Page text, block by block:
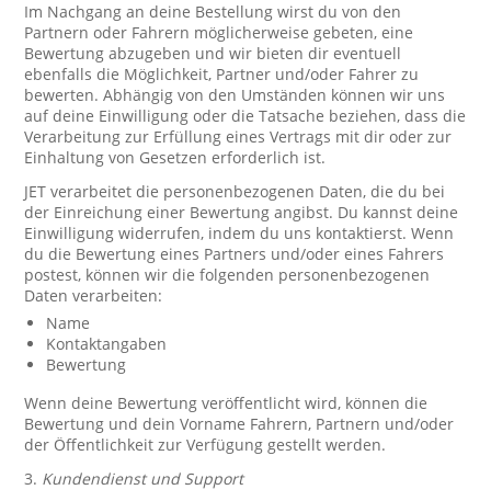
Im Nachgang an deine Bestellung wirst du von den
Partnern oder Fahrern möglicherweise gebeten, eine
Bewertung abzugeben und wir bieten dir eventuell
ebenfalls die Möglichkeit, Partner und/oder Fahrer zu
bewerten. Abhängig von den Umständen können wir uns
auf deine Einwilligung oder die Tatsache beziehen, dass die
Verarbeitung zur Erfüllung eines Vertrags mit dir oder zur
Einhaltung von Gesetzen erforderlich ist.
JET verarbeitet die personenbezogenen Daten, die du bei
der Einreichung einer Bewertung angibst. Du kannst deine
Einwilligung widerrufen, indem du uns kontaktierst. Wenn
du die Bewertung eines Partners und/oder eines Fahrers
postest, können wir die folgenden personenbezogenen
Daten verarbeiten:
Name
Kontaktangaben
Bewertung
Wenn deine Bewertung veröffentlicht wird, können die
Bewertung und dein Vorname Fahrern, Partnern und/oder
der Öffentlichkeit zur Verfügung gestellt werden.
3. Kundendienst und Support